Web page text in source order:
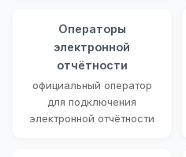
Операторы
электронной
отчётности
официальный оператор
для подключения
электронной отчётности